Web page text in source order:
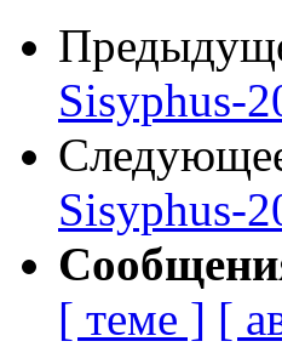
Sisyphus-
Sisyphus-
[ теме ] [